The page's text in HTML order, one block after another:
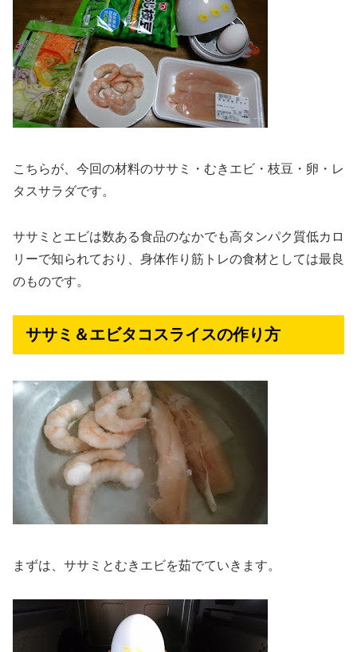
こちらが、今回の材料のササミ・むきエビ・枝豆・卵・レ
タスサラダです。
ササミとエビは数ある食品のなかでも高タンパク質低カロ
リーで知られており、身体作り筋トレの食材としては最良
のものです。
ササミ＆エビタコスライスの作り方
まずは、ササミとむきエビを茹でていきます。